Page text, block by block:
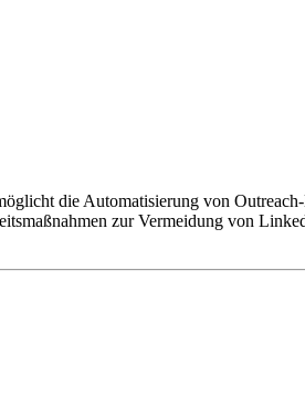
die Automatisierung von
zur Vermeidung von